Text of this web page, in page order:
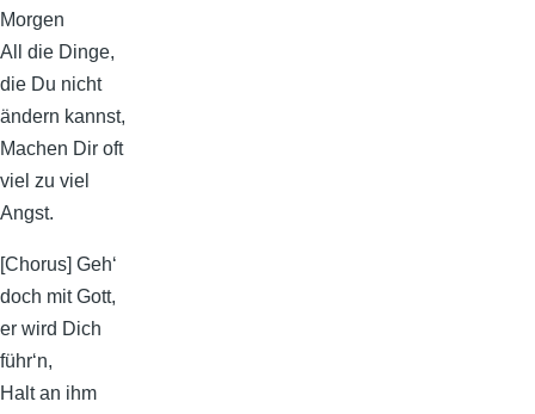
Morgen
All die Dinge,
die Du nicht
ändern kannst,
Machen Dir oft
viel zu viel
Angst.
[Chorus] Geh‘
doch mit Gott,
er wird Dich
führ‘n,
Halt an ihm